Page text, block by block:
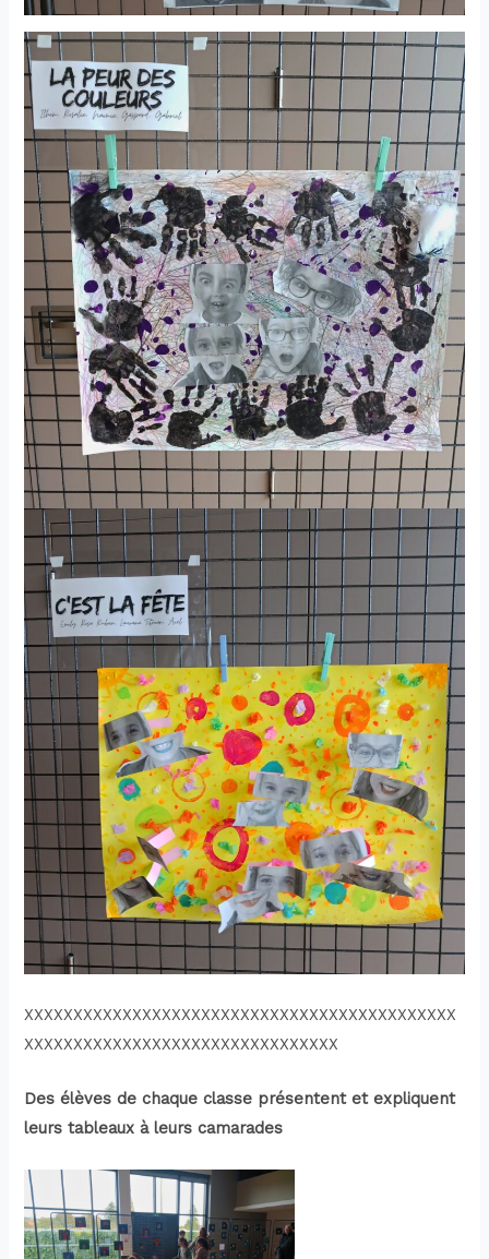
XXXXXXXXXXXXXXXXXXXXXXXXXXXXXXXXXXXXXXXXXXXX
XXXXXXXXXXXXXXXXXXXXXXXXXXXXXXXX
Des élèves de chaque classe présentent et expliquent
leurs tableaux à leurs camarades